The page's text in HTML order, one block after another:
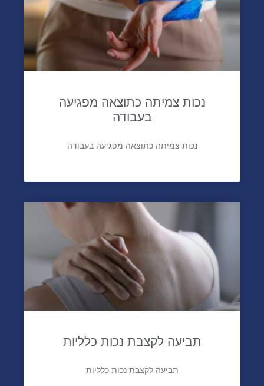
נכות צמיתה כתוצאה מפגיעה
בעבודה
נכות צמיתה כתוצאה מפגיעה בעבודה
תביעה לקצבת נכות כלליות
תביעה לקצבת נכות כלליות